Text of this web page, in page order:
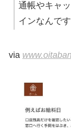
通帳やキャ
インなんです
via